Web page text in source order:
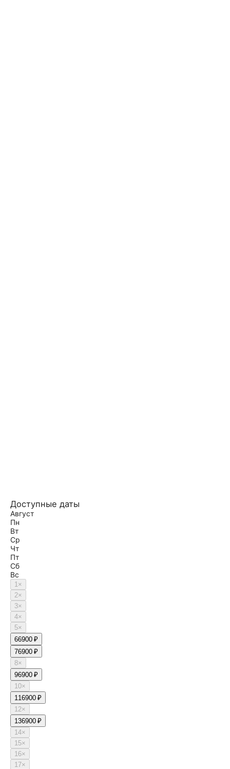
Доступные даты
Август
Пн
Вт
Ср
Чт
Пт
Сб
Вс
1×
2×
3×
4×
5×
66900 ₽
76900 ₽
8×
96900 ₽
10×
116900 ₽
12×
136900 ₽
14×
15×
16×
17×